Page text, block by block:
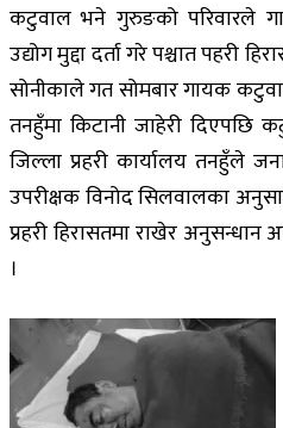
कटुवाल भने गुरुङको परिवारले
उद्योग मुद्दा दर्ता गरे पश्चात पहरी
सोनीकाले गत सोमबार गायक
तनहुँमा किटानी जाहेरी दिएपछि
जिल्ला प्रहरी कार्यालय तनहुँले
उपरीक्षक विनोद सिलवालका
प्रहरी हिरासतमा राखेर
।